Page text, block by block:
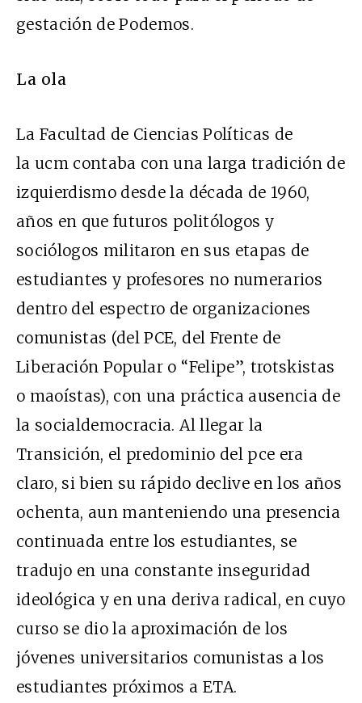
gestación de Podemos.
La ola
La Facultad de Ciencias Políticas de
la ucm contaba con una larga tradición de
izquierdismo desde la década de 1960,
años en que futuros politólogos y
sociólogos militaron en sus etapas de
estudiantes y profesores no numerarios
dentro del espectro de organizaciones
comunistas (del PCE, del Frente de
Liberación Popular o “Felipe”, trotskistas
o maoístas), con una práctica ausencia de
la socialdemocracia. Al llegar la
Transición, el predominio del pce era
claro, si bien su rápido declive en los años
ochenta, aun manteniendo una presencia
continuada entre los estudiantes, se
tradujo en una constante inseguridad
ideológica y en una deriva radical, en cuyo
curso se dio la aproximación de los
jóvenes universitarios comunistas a los
estudiantes próximos a ETA.